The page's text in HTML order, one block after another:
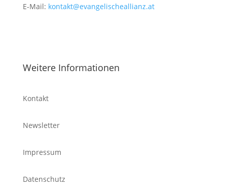
E-Mail: kontakt@evangelischeallianz.at
Weitere Informationen
Kontakt
Newsletter
Impressum
Datenschutz